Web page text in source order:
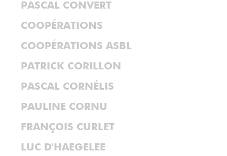
PASCAL CONVERT
COOPÉRATIONS
COOPÉRATIONS ASBL
PATRICK CORILLON
PASCAL CORNÉLIS
PAULINE CORNU
FRANÇOIS CURLET
LUC D'HAEGELEE